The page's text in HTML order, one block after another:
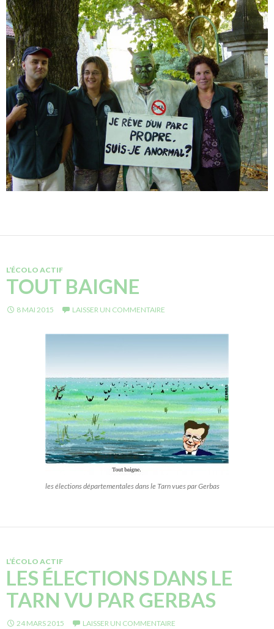
L’ÉCOLO ACTIF
TOUT BAIGNE
8 MAI 2015 LAISSER UN COMMENTAIRE
les élections départementales dans le Tarn vues par Gerbas
L’ÉCOLO ACTIF
LES ÉLECTIONS DANS LE
TARN VU PAR GERBAS
24 MARS 2015 LAISSER UN COMMENTAIRE